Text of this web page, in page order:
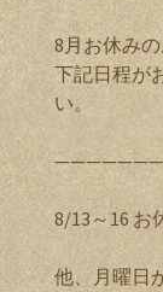
8月お休み
下記日程が
い。
8/13～16 お
他、月曜日